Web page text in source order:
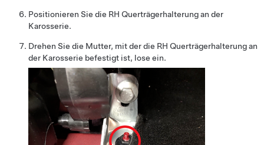
Positionieren Sie die RH Querträgerhalterung an der
Karosserie.
Drehen Sie die Mutter, mit der die RH Querträgerhalterung an
der Karosserie befestigt ist, lose ein.